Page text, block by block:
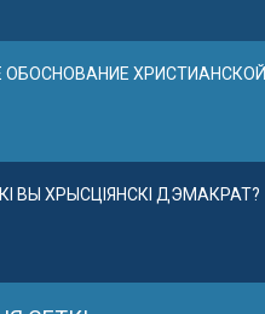
ХРИСТИАНСКОЙ
ВЫ ХРЫСЦІЯНСКІ ДЭМАКРАТ?